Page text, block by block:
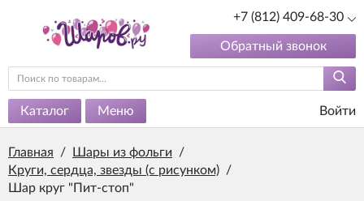
+7 (812) 409-68-30
Обратный звонок
Каталог Меню Войти
Главная / Шары из фольги
/
Круги, сердца, звезды (с рисунком) /
Шар круг "Пит-стоп"